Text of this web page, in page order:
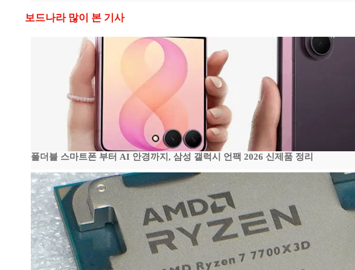
보드나라 많이 본 기사
폴더블 스마트폰 부터 AI 안경까지, 삼성 갤럭시 언팩 2026 신제품 정리